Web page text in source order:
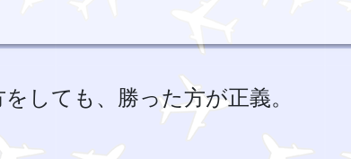
しても、勝った方が正義。